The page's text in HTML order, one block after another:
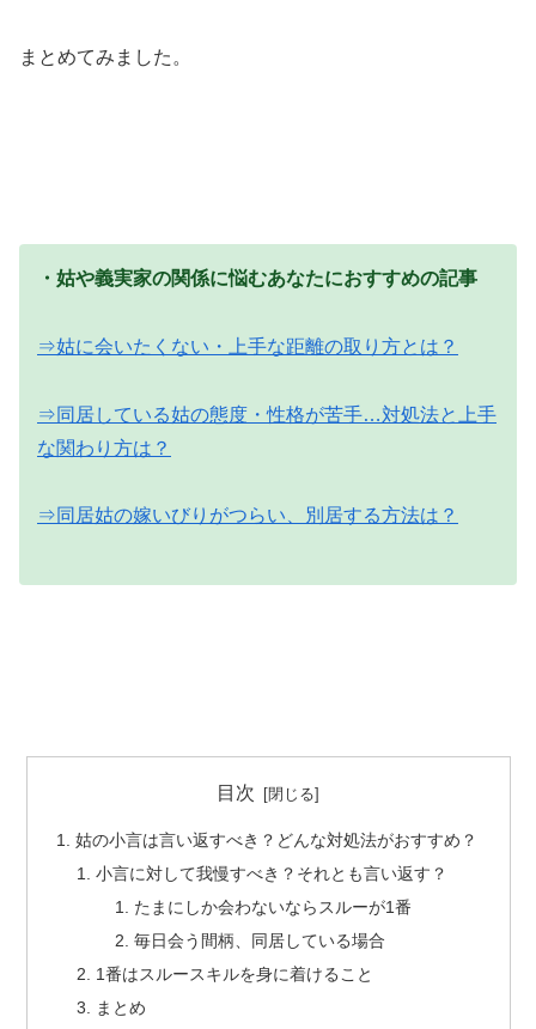
まとめてみました。
・姑や義実家の関係に悩むあなたにおすすめの記事
⇒姑に会いたくない・上手な距離の取り方とは？
⇒同居している姑の態度・性格が苦手…対処法と上手
な関わり方は？
⇒同居姑の嫁いびりがつらい、別居する方法は？
目次
姑の小言は言い返すべき？どんな対処法がおすすめ？
小言に対して我慢すべき？それとも言い返す？
たまにしか会わないならスルーが1番
毎日会う間柄、同居している場合
1番はスルースキルを身に着けること
まとめ